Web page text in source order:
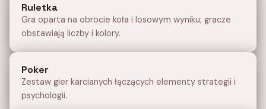
Ruletka
Gra oparta na obrocie koła i losowym wyniku; gracze
obstawiają liczby i kolory.
Poker
Zestaw gier karcianych łączących elementy strategii i
psychologii.